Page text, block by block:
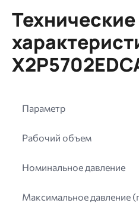
Технические
Параметр
Рабочий объем
Номинальное давление
Максимальное давление